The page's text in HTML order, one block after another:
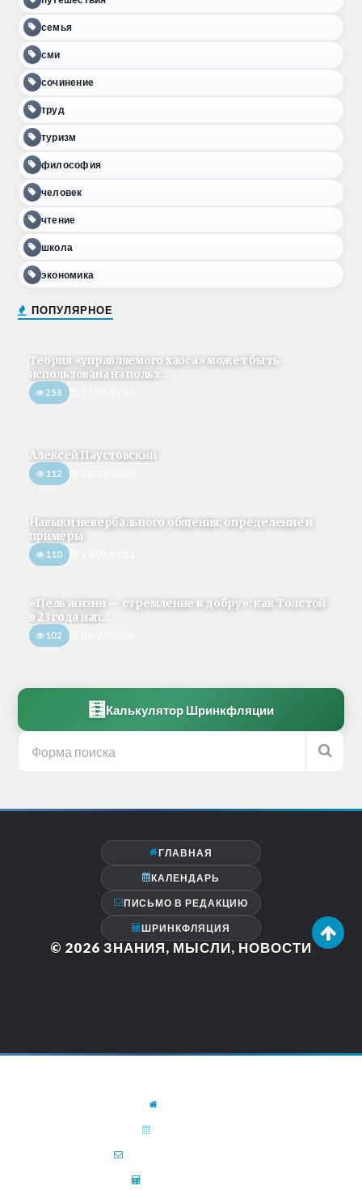
семья
сми
сочинение
труд
туризм
философия
человек
чтение
школа
экономика
ПОПУЛЯРНОЕ
Теория «управляемого хаоса» может быть
использована на польз...
258
Алексей Паустовский
112
Навыки невербального общения: определение и
примеры
110
«Цель жизни — стремление к добру»: как Толстой
в 23 года нап...
102
🧮 Калькулятор Шринкфляции
ГЛАВНАЯ
КАЛЕНДАРЬ
ПИСЬМО В РЕДАКЦИЮ
ШРИНКФЛЯЦИЯ
© 2026 ЗНАНИЯ, МЫСЛИ, НОВОСТИ